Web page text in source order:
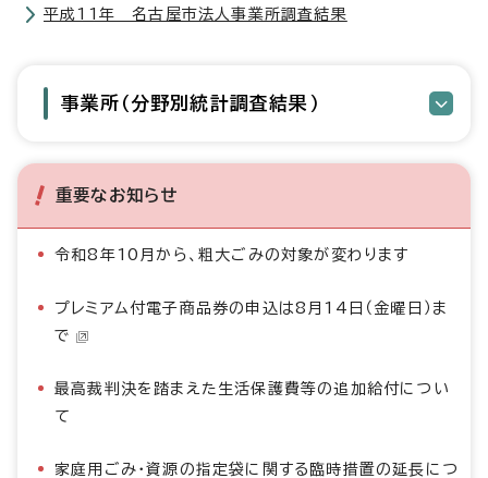
平成11年 名古屋市法人事業所調査結果
事業所（分野別統計調査結果）
重要なお知らせ
令和8年10月から、粗大ごみの対象が変わります
プレミアム付電子商品券の申込は8月14日（金曜日）ま
で
最高裁判決を踏まえた生活保護費等の追加給付につい
て
家庭用ごみ・資源の指定袋に関する臨時措置の延長につ